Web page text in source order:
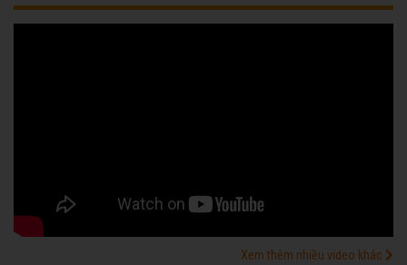
Xem thêm nhiều video khác